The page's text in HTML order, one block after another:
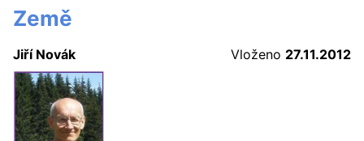
Země
Jiří Novák Vloženo 27.11.2012